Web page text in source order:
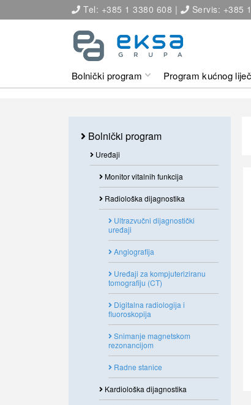
Tel: +385 1 3380 608 | Servis: +385
Bolnički program Program kućnog
Bolnički program
Uređaji
Monitor vitalnih funkcija
Radiološka dijagnostika
Ultrazvučni dijagnostički
uređaji
Angiografija
Uređaji za kompjuteriziranu
tomografiju (CT)
Digitalna radiologija i
fluoroskopija
Snimanje magnetskom
rezonancijom
Radne stanice
Kardiološka dijagnostika